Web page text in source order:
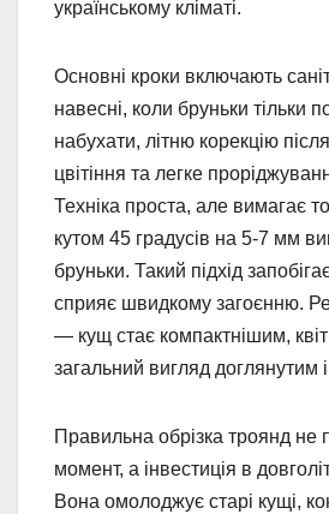
українському кліматі.
Основні кроки включають
навесні, коли бруньки тільки
набухати, літню корекцію
цвітіння та легке
Техніка проста, але вимагає
кутом 45 градусів на 5-7 мм
бруньки. Такий підхід
сприяє швидкому загоєнню.
— кущ стає компактнішим,
загальний вигляд доглянутим
Правильна обрізка троянд не
момент, а інвестиція в
Вона омолоджує старі кущі,